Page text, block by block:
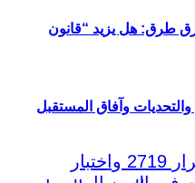
طرق: هل يزيد “قانون
وآفاق المستقبل